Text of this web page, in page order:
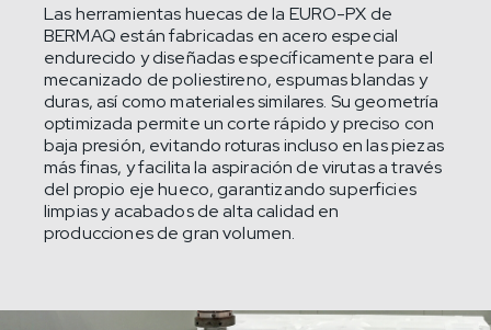
Las herramientas huecas de la EURO-PX de
BERMAQ están fabricadas en acero especial
endurecido y diseñadas específicamente para el
mecanizado de poliestireno, espumas blandas y
duras, así como materiales similares. Su geometría
optimizada permite un corte rápido y preciso con
baja presión, evitando roturas incluso en las piezas
más finas, y facilita la aspiración de virutas a través
del propio eje hueco, garantizando superficies
limpias y acabados de alta calidad en
producciones de gran volumen.